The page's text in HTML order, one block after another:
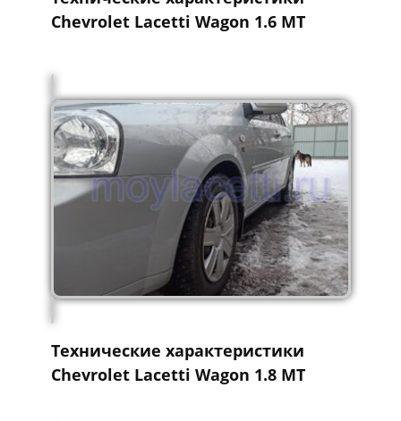
Chevrolet Lacetti Wagon 1.6 MT
Технические характеристики
Chevrolet Lacetti Wagon 1.8 MT